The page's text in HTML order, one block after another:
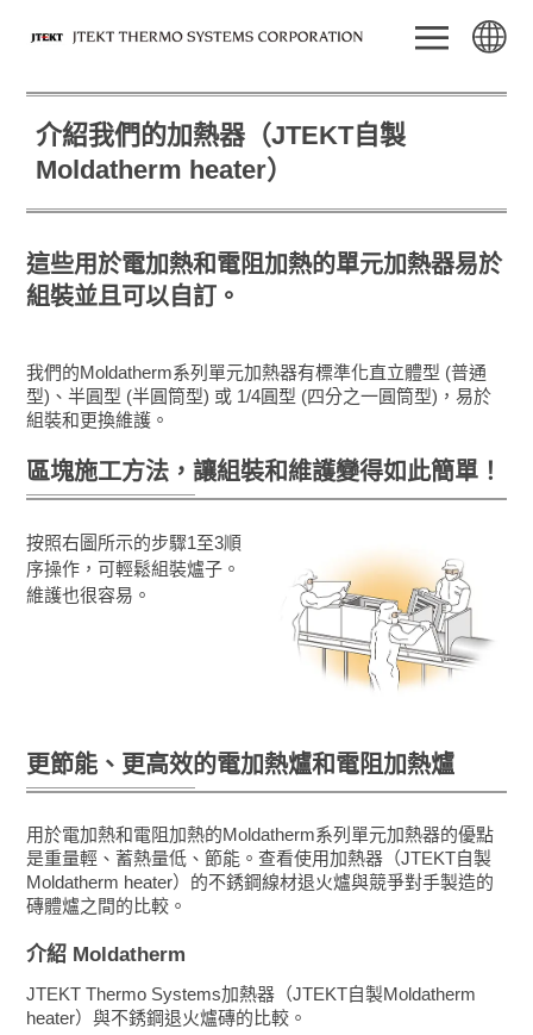
介紹我們的加熱器（JTEKT自製
Moldatherm heater）
這些用於電加熱和電阻加熱的單元加熱器易於
組裝並且可以自訂。
我們的Moldatherm系列單元加熱器有標準化直立體型 (普通
型)、半圓型 (半圓筒型) 或 1/4圓型 (四分之一圓筒型)，易於
組裝和更換維護。
區塊施工方法，讓組裝和維護變得如此簡單！
按照右圖所示的步驟1至3順
序操作，可輕鬆組裝爐子。
維護也很容易。
更節能、更高效的電加熱爐和電阻加熱爐
用於電加熱和電阻加熱的Moldatherm系列單元加熱器的優點
是重量輕、蓄熱量低、節能。查看使用加熱器（JTEKT自製
Moldatherm heater）的不銹鋼線材退火爐與競爭對手製造的
磚體爐之間的比較。
介紹 Moldatherm
JTEKT Thermo Systems加熱器（JTEKT自製Moldatherm
heater）與不銹鋼退火爐磚的比較。